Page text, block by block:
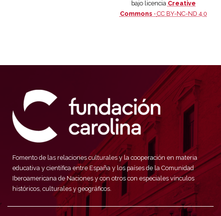
bajo licencia Creative
Commons · CC BY-NC-ND 4.0
Fomento de las relaciones culturales y la cooperación en materia
educativa y científica entre España y los países de la Comunidad
Iberoamericana de Naciones y con otros con especiales vínculos
históricos, culturales y geográficos.